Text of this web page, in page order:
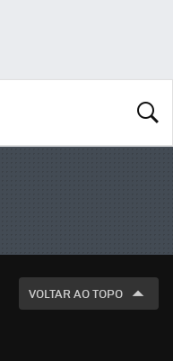
VOLTAR AO TOPO